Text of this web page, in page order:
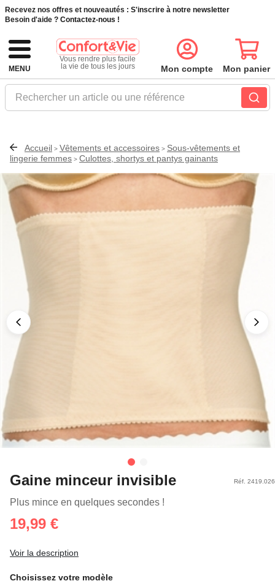
Recevez nos offres et nouveautés : S'inscrire à notre newsletter
Besoin d'aide ? Contactez-nous !
MENU
Vous rendre plus facile
la vie de tous les jours
Rechercher un article ou une référence
Mon compte Mon panier
Accueil > Vêtements et accessoires > Sous-vêtements et
lingerie femmes > Culottes, shortys et pantys gainants
Gaine minceur invisible
Plus mince en quelques secondes !
Réf. 2419.026
19,99 €
Voir la description
Choisissez votre modèle